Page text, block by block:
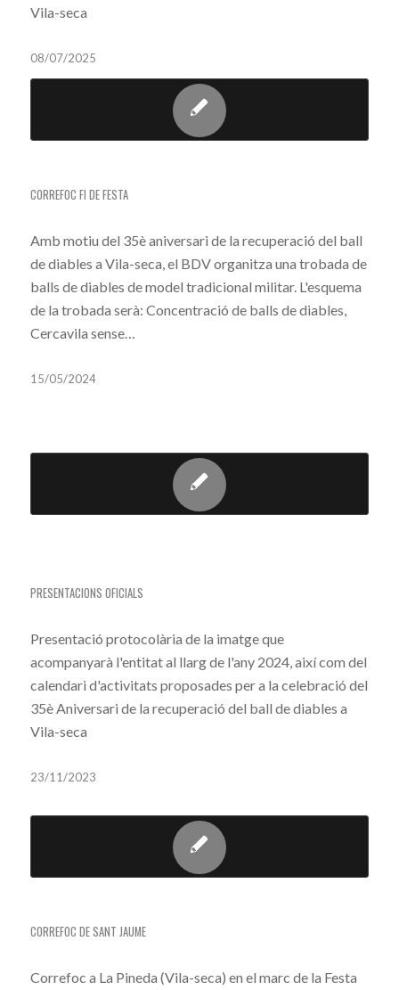
Vila-seca
08/07/2025
CORREFOC FI DE FESTA
Amb motiu del 35è aniversari de la recuperació del ball
de diables a Vila-seca, el BDV organitza una trobada de
balls de diables de model tradicional militar. L'esquema
de la trobada serà: Concentració de balls de diables,
Cercavila sense…
15/05/2024
PRESENTACIONS OFICIALS
Presentació protocolària de la imatge que
acompanyarà l'entitat al llarg de l'any 2024, així com del
calendari d'activitats proposades per a la celebració del
35è Aniversari de la recuperació del ball de diables a
Vila-seca
23/11/2023
CORREFOC DE SANT JAUME
Correfoc a La Pineda (Vila-seca) en el marc de la Festa